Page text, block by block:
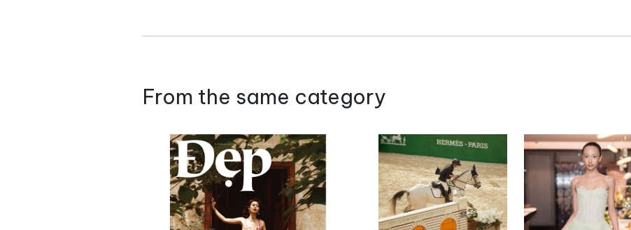
From the same category